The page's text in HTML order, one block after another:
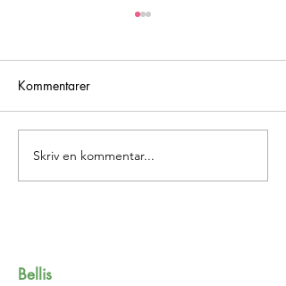
Att (miss)lyckas
Kommentarer
Skriv en kommentar...
Bellis